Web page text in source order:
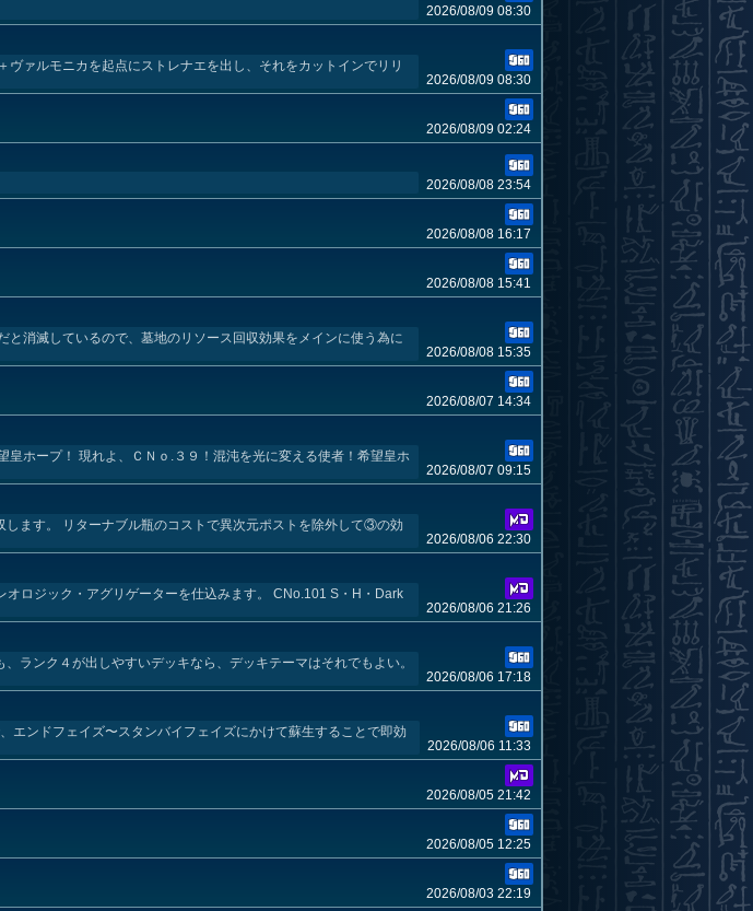
2026/08/09 08:30
ァルモニカを起点にストレナエを出し、それをカットインでリリ
2026/08/09 08:30
2026/08/09 02:24
2026/08/08 23:54
2026/08/08 16:17
2026/08/08 15:41
消滅しているので、墓地のリソース回収効果をメインに使う為に
2026/08/08 15:35
2026/08/07 14:34
ホープ！ 現れよ、ＣＮｏ.３９！混沌を光に変える使者！希望皇ホ
2026/08/07 09:15
ます。 リターナブル瓶のコストで異次元ポストを除外して③の効
2026/08/06 22:30
ロジック・アグリゲーターを仕込みます。 CNo.101 S・H・Dark
2026/08/06 21:26
ランク４が出しやすいデッキなら、デッキテーマはそれでもよい。
2026/08/06 17:18
エンドフェイズ〜スタンバイフェイズにかけて蘇生することで即効
2026/08/06 11:33
2026/08/05 21:42
2026/08/05 12:25
2026/08/03 22:19